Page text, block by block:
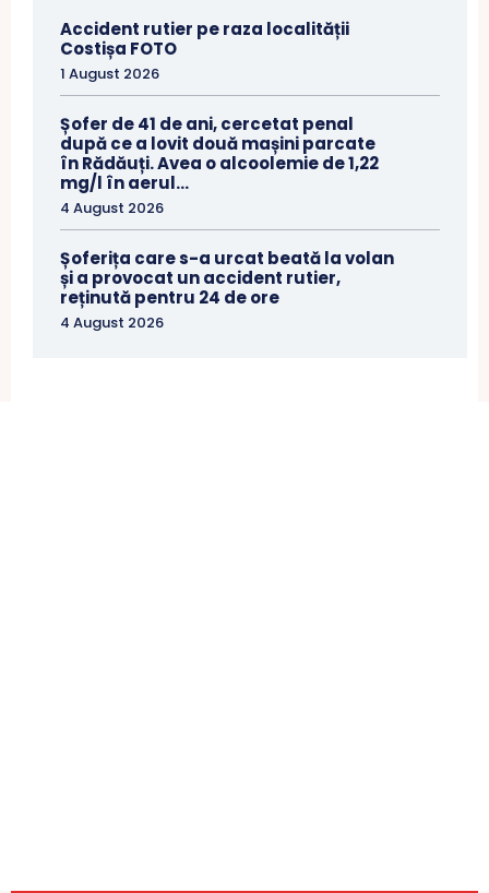
Accident rutier pe raza localității
Costișa FOTO
1 August 2026
Șofer de 41 de ani, cercetat penal
după ce a lovit două mașini parcate
în Rădăuți. Avea o alcoolemie de 1,22
mg/l în aerul...
4 August 2026
Șoferița care s-a urcat beată la volan
și a provocat un accident rutier,
reținută pentru 24 de ore
4 August 2026